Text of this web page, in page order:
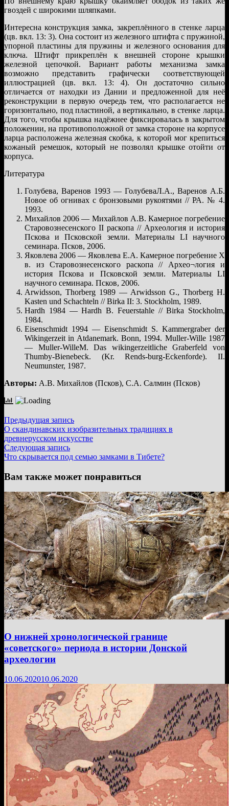
гвоздей с широкими шляпками.
Интересна конструкция замка, закреплённого в стенке ларца
(цв. вкл. 13: 3). Она состоит из железного штифта с пружиной,
упорной пластины для пружины и железного основания для
ключа. Штифт прикреплён к внешней стороне крышки
железной цепочкой. Вариант работы механизма замка
возможно представить графически соответствующей
иллюстрацией (цв. вкл. 13: 4). Он достаточно сильно
отличается от находки из Дании и предложенной для неё
реконструкции в первую очередь тем, что располагается не
горизонтально, под пластиной, а вертикально, в стенке ларца.
Для того, чтобы крышка надёжнее фиксировалась в закрытом
положении, на противоположной от замка стороне на корпусе
ларца расположена железная скобка, к которой мог крепиться
кожаный ремешок, который не позволял крышке отойти от
корпуса.
Литература
Голубева, Варенов 1993 — ГолубеваЛ.А., Варенов А.Б.
Новое об огнивах с бронзовыми рукоятями // РА. № 4.
1993.
Михайлов 2006 — Михайлов А.В. Камерное погребение
Старовознесенского II раскопа // Археология и история
Пскова и Псковской земли. Материалы LI научного
семинара. Псков, 2006.
Яковлева 2006 — Яковлева Е.А. Камерное погребение X
в. из Старовознесенского раскопа // Архео¬логия и
история Пскова и Псковской земли. Материалы LI
научного семинара. Псков, 2006.
Arwidsson, Thorberg 1989 — Arwidsson G., Thorberg H.
Kasten und Schachteln // Birka II: 3. Stockholm, 1989.
Hardh 1984 — Hardh B. Feuerstahle // Birka Stockholm,
1984.
Eisenschmidt 1994 — Eisenschmidt S. Kammergraber der
Wikingerzeit in Atdanemark. Bonn, 1994. Muller-Wille 1987
— Muller-WilleM. Das wikingerzeitliche Graberfeld von
Thumby-Bienebeck. (Kr. Rends-burg-Eckenforde). II.
Neumunster, 1987.
Авторы: А.В. Михайлов (Псков), С.А. Салмин (Псков)
Навигация
по
записям
Предыдущая записьПредыдущая
запись:
О скандинавских изобразительных традициях в
древнерусском искусстве
Следующая записьСледующая
запись:
Что скрывается под семью замками в Тибете?
Вам также может понравиться
О нижней хронологической границе
«советского» периода в истории Донской
археологии
10.06.202010.06.2020